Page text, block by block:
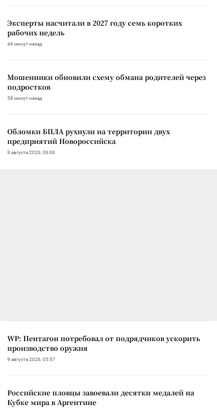
Эксперты насчитали в 2027 году семь коротких
рабочих недель
46 минут назад
Мошенники обновили схему обмана родителей через
подростков
58 минут назад
Обломки БПЛА рухнули на территории двух
предприятий Новороссийска
9 августа 2026, 06:06
WP: Пентагон потребовал от подрядчиков ускорить
производство оружия
9 августа 2026, 05:57
Российские пловцы завоевали десятки медалей на
Кубке мира в Аргентине